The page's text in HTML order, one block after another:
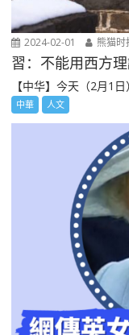
2024-02-01 熊猫时
習：不能用西方
【中华】今天（2月1
中華 人文